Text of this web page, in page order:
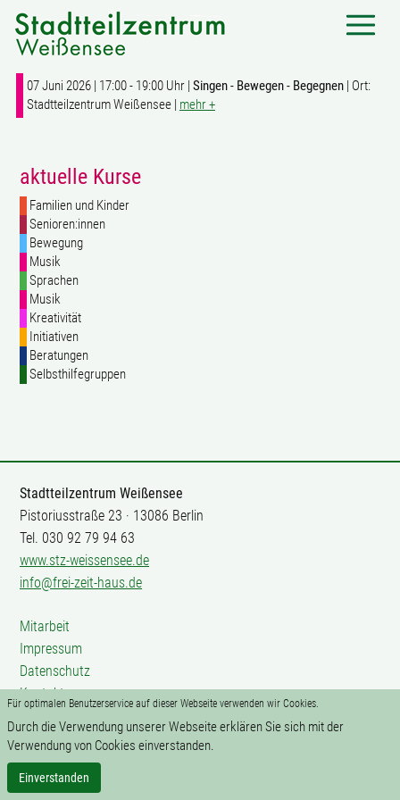
Für optimalen Benutzerservice auf dieser Webseite verwenden wir Cookies.
Durch die Verwendung unserer Webseite erklären Sie sich mit der
Verwendung von Cookies einverstanden.
Einverstanden
07 Juni 2026 | 17:00 - 19:00 Uhr | Singen - Bewegen - Begegnen | Ort:
Stadtteilzentrum Weißensee | mehr +
aktuelle Kurse
Familien und Kinder
Senioren:innen
Bewegung
Musik
Sprachen
Musik
Kreativität
Initiativen
Beratungen
Selbsthilfegruppen
Stadtteilzentrum Weißensee
Pistoriusstraße 23 · 13086 Berlin
Tel. 030 92 79 94 63
www.stz-weissensee.de
info@frei-zeit-haus.de
Mitarbeit
Impressum
Datenschutz
Kontakte